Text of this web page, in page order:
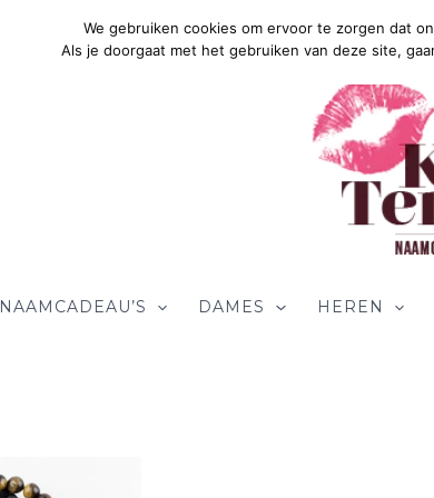
NAAMCADEAU’S DAMES HEREN
We gebruiken cookies om ervoor te zorgen dat
Als je doorgaat met het gebruiken van deze site,